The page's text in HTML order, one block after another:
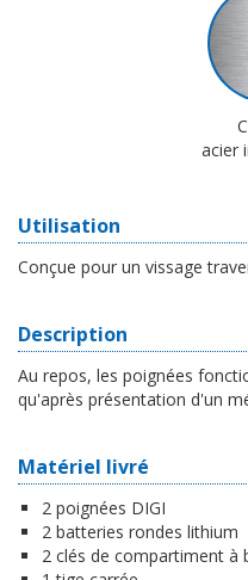
acier
Utilisation
Conçue pour un vissage
Description
Au repos, les poignées
qu'après présentation d'un
Matériel livré
2 poignées DIGI
2 batteries rondes lithium
2 clés de compartiment à